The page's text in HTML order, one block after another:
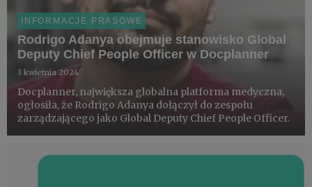
INFORMACJE PRASOWE
Rodrigo Adanya obejmuje stanowisko Global
Deputy Chief People Officer w Docplanner
3 kwietnia 2024
Docplanner, największa globalna platforma medyczna,
ogłosiła, że Rodrigo Adanya dołączył do zespołu
zarządzającego jako Global Deputy Chief People Officer.